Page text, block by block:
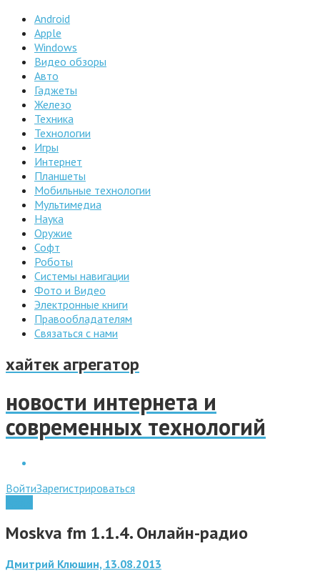
Android
Apple
Windows
Видео обзоры
Авто
Гаджеты
Железо
Техника
Технологии
Игры
Интернет
Планшеты
Мобильные технологии
Мультимедиа
Наука
Оружие
Софт
Роботы
Системы навигации
Фото и Видео
Электронные книги
Правообладателям
Связаться с нами
хайтек агрегатор
новости интернета и
современных технологий
ВойтиЗарегистрироваться
Moskva fm 1.1.4. Онлайн-радио
Дмитрий Клюшин, 13.08.2013